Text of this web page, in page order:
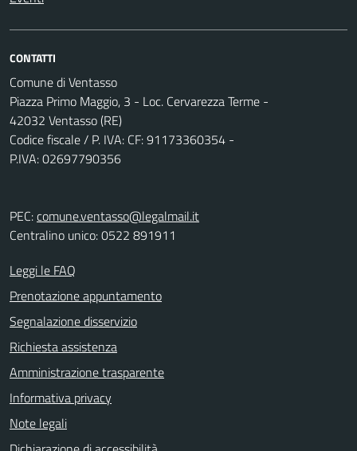
CONTATTI
Comune di Ventasso
Piazza Primo Maggio, 3 - Loc. Cervarezza Terme -
42032 Ventasso (RE)
Codice fiscale / P. IVA: CF: 91173360354 -
P.IVA: 02697790356
PEC:comune.ventasso@legalmail.it
Centralino unico: 0522 891911
Leggi le FAQ
Prenotazione appuntamento
Segnalazione disservizio
Richiesta assistenza
Amministrazione trasparente
Informativa privacy
Note legali